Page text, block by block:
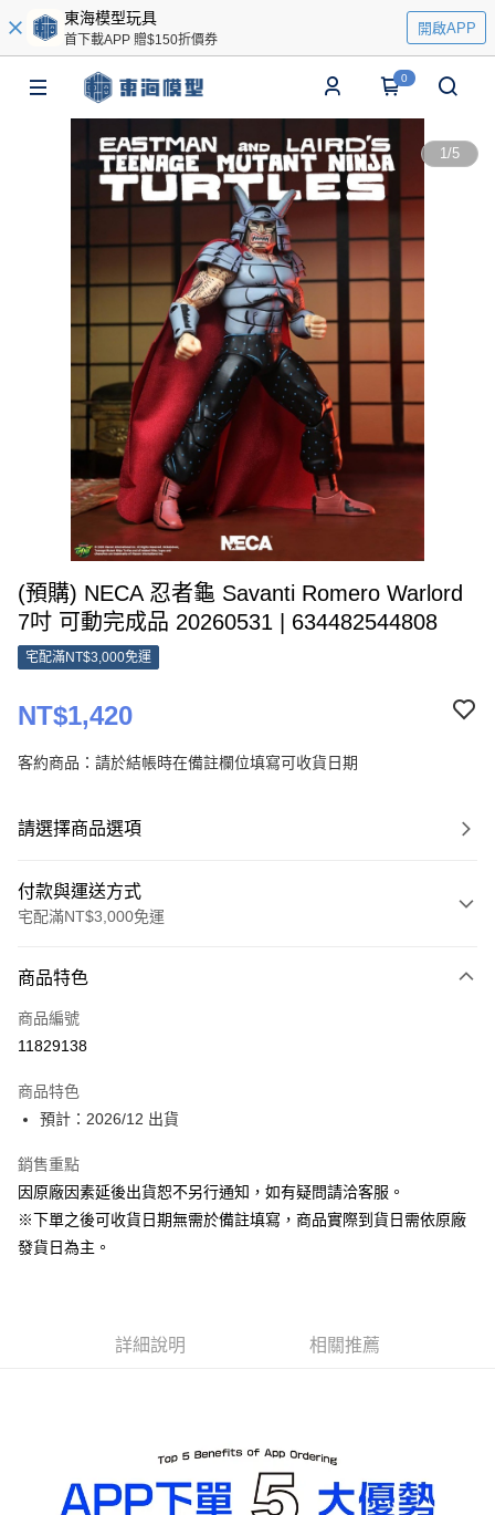
東海模型玩具
首下載APP 贈$150折價券
開啟APP
0
1/5
(預購) NECA 忍者龜 Savanti Romero Warlord
7吋 可動完成品 20260531 | 634482544808
宅配滿NT$3,000免運
NT$1,420
客約商品：請於結帳時在備註欄位填寫可收貨日期
請選擇商品選項
付款與運送方式
宅配滿NT$3,000免運
信用卡一次付款
Apple Pay
運送方式
預購-宅配(舊)
每筆NT$120，滿NT$3,000(含以上)免運費
商品特色
商品編號
11829138
商品特色
預計：2026/12 出貨
銷售重點
因原廠因素延後出貨恕不另行通知，如有疑問請洽客服。
※下單之後可收貨日期無需於備註填寫，商品實際到貨日需依原廠
發貨日為主。
詳細說明 相關推薦